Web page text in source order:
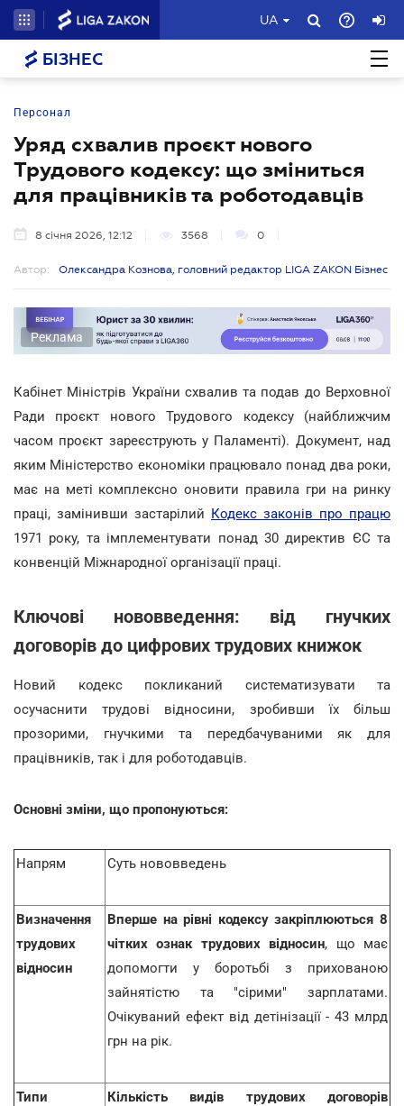
UA
БІЗНЕС
Персонал
Уряд схвалив проєкт нового
Трудового кодексу: що зміниться
для працівників та роботодавців
8 січня 2026, 12:12 3568 0
Автор: Олександра Кознова, головний редактор LIGA ZAKON Бізнес
Реклама
Кабінет Міністрів України схвалив та подав до Верховної
Ради проєкт нового Трудового кодексу (найближчим
часом проєкт зареєструють у Паламенті). Документ, над
яким Міністерство економіки працювало понад два роки,
має на меті комплексно оновити правила гри на ринку
праці, замінивши застарілий Кодекс законів про працю
1971 року, та імплементувати понад 30 директив ЄС та
конвенцій Міжнародної організації праці.
Ключові нововведення: від гнучких
договорів до цифрових трудових книжок
Новий кодекс покликаний систематизувати та
осучаснити трудові відносини, зробивши їх більш
прозорими, гнучкими та передбачуваними як для
працівників, так і для роботодавців.
Основні зміни, що пропонуються:
Напрям Суть нововведень
Визначення
трудових
відносин
Вперше на рівні кодексу закріплюються 8
чітких ознак трудових відносин, що має
допомогти у боротьбі з прихованою
зайнятістю та "сірими" зарплатами.
Очікуваний ефект від детінізації - 43 млрд
грн на рік.
Типи
Кількість видів трудових договорів